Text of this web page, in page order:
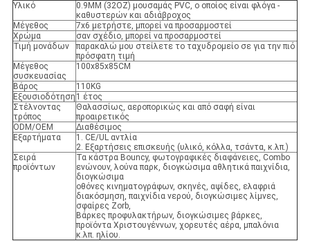
Υλικό
0.9MM (32OZ) μουσαμάς PVC, ο οποίος είναι φλόγα -
καθυστερών και αδιάβροχος
Μέγεθος
7x6 μετρήστε, μπορεί να προσαρμοστεί
Χρώμα
σαν σχέδιο, μπορεί να προσαρμοστεί
Τιμή μονάδων
παρακαλώ μου στείλετε το ταχυδρομείο σε για την πιό
πρόσφατη τιμή
Μέγεθος
συσκευασίας
100x85x85CM
Βάρος
110KG
Εξουσιοδότηση 1 έτος
Στέλνοντας
τρόπος
Θαλασσίως, αεροπορικώς και από σαφή είναι
προαιρετικός
ODM/OEM
Διαθέσιμος
Εξαρτήματα
1. CE/UL αντλία
2. Εξαρτήσεις επισκευής (υλικό, κόλλα, τσάντα, κ.λπ.)
Σειρά
προϊόντων
Τα κάστρα Bouncy, φωτογραφικές διαφάνειες, Combo
ενώνουν, λούνα παρκ, διογκώσιμα αθλητικά παιχνίδια,
διογκώσιμα
οθόνες κινηματογράφων, σκηνές, αψίδες, ελαφριά
διακόσμηση, παιχνίδια νερού, διογκώσιμες λίμνες,
σφαίρες Zorb,
Βάρκες προφυλακτήρων, διογκώσιμες βάρκες,
προϊόντα Χριστουγέννων, χορευτές αέρα, μπαλόνια
κ.λπ. ηλίου.